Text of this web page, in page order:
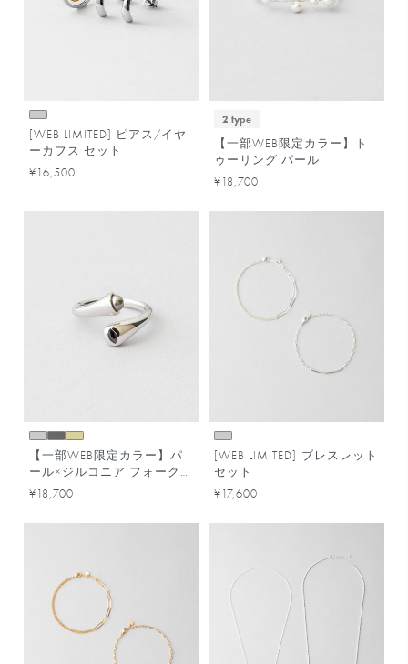
[WEB LIMITED] ピアス/イヤ
ーカフス セット
¥16,500
2 type
【一部WEB限定カラー】ト
ゥーリング パール
¥18,700
【一部WEB限定カラー】パ
ール×ジルコニア フォークリ
ング
¥18,700
[WEB LIMITED] ブレスレット
セット
¥17,600